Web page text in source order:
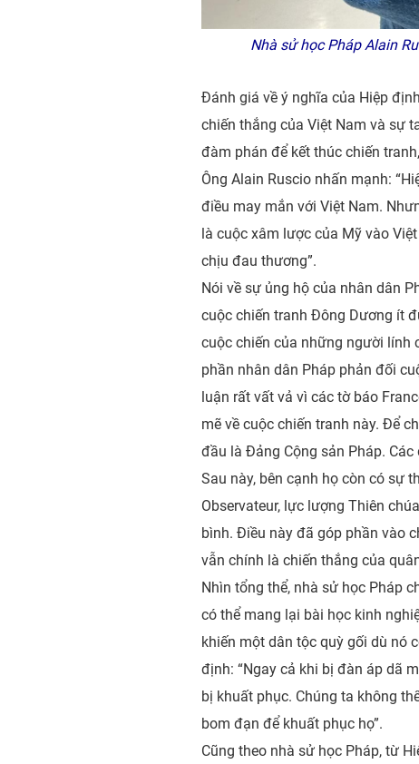
Nhà sử học Pháp Alain
Đánh giá về ý nghĩa của Hiệp
chiến thắng của Việt Nam và sự
đàm phán để kết thúc chiến
Ông Alain Ruscio nhấn mạnh:
điều may mắn với Việt Nam.
là cuộc xâm lược của Mỹ vào
chịu đau thương”.
Nói về sự ủng hộ của nhân dân
cuộc chiến tranh Đông Dương ít
cuộc chiến của những người lính
phần nhân dân Pháp phản đối
luận rất vất vả vì các tờ báo
mẽ về cuộc chiến tranh này. Để
đầu là Đảng Cộng sản Pháp.
Sau này, bên cạnh họ còn có sự
Observateur, lực lượng Thiên
bình. Điều này đã góp phần vào
vẫn chính là chiến thắng của
Nhìn tổng thể, nhà sử học Pháp
có thể mang lại bài học kinh
khiến một dân tộc quỳ gối dù nó
định: “Ngay cả khi bị đàn áp dã
bị khuất phục. Chúng ta không
bom đạn để khuất phục họ”.
Cũng theo nhà sử học Pháp, từ